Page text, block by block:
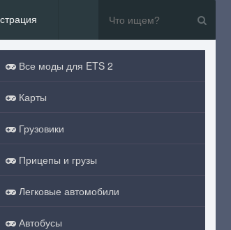
Все моды для ETS 2
Карты
Грузовики
Прицепы и грузы
Легковые автомобили
Автобусы